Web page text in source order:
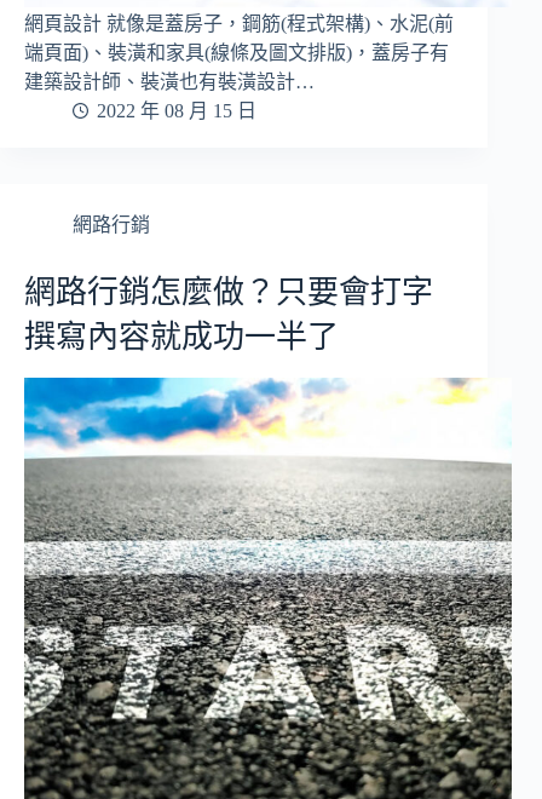
網頁設計 就像是蓋房子，鋼筋(程式架構)、水泥(前
端頁面)、裝潢和家具(線條及圖文排版)，蓋房子有
建築設計師、裝潢也有裝潢設計…
2022 年 08 月 15 日
網路行銷
網路行銷怎麼做？只要會打字
撰寫內容就成功一半了